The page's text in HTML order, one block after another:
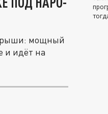
мощный
и идёт на